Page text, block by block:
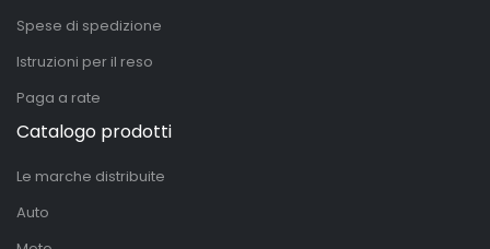
Spese di spedizione
Istruzioni per il reso
Paga a rate
Catalogo prodotti
Le marche distribuite
Auto